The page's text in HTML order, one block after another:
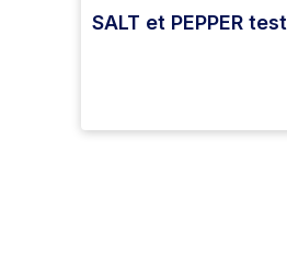
SALT et PEPPER test